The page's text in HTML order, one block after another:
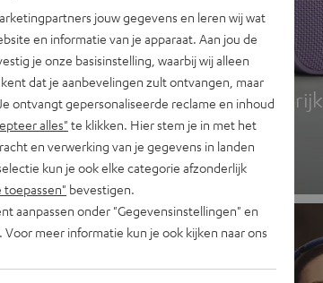
MOTIV® GO 2
Portable, krachtig, kleurrijk
Nu ontdekken
jouw gegevens en leren wij wat
en informatie van je apparaat. Aan jou de
je onze basisinstelling, waarbij wij alleen
dat je aanbevelingen zult ontvangen, maar
ontvangt gepersonaliseerde reclame en inhoud
alles" te klikken. Hier stem je in met het
en verwerking van je gegevens in landen
kun je ook elke categorie afzonderlijk
toepassen" bevestigen.
aanpassen onder "Gegevensinstellingen" en
meer informatie kun je ook kijken naar ons